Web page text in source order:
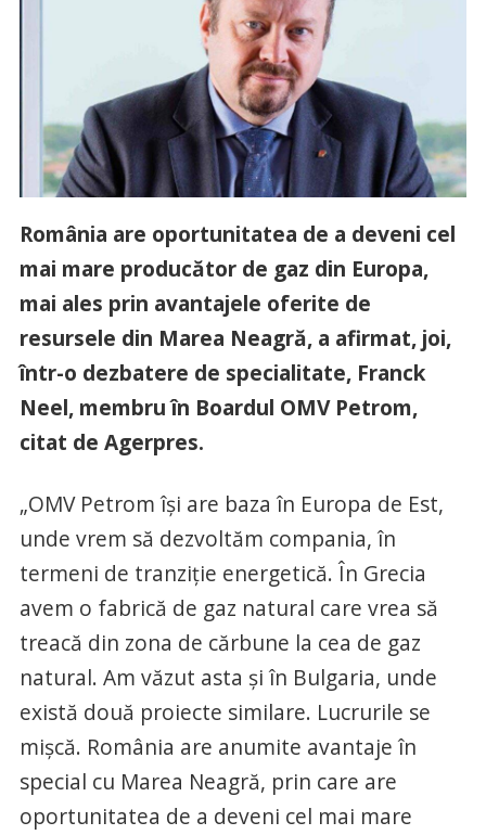
România are oportunitatea de a deveni cel
mai mare producător de gaz din Europa,
mai ales prin avantajele oferite de
resursele din Marea Neagră, a afirmat, joi,
într-o dezbatere de specialitate, Franck
Neel, membru în Boardul OMV Petrom,
citat de Agerpres.
„OMV Petrom îşi are baza în Europa de Est,
unde vrem să dezvoltăm compania, în
termeni de tranziţie energetică. În Grecia
avem o fabrică de gaz natural care vrea să
treacă din zona de cărbune la cea de gaz
natural. Am văzut asta şi în Bulgaria, unde
există două proiecte similare. Lucrurile se
mişcă. România are anumite avantaje în
special cu Marea Neagră, prin care are
oportunitatea de a deveni cel mai mare